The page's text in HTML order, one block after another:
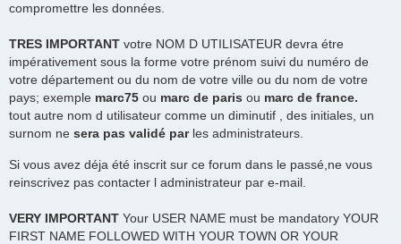
compromettre les données.
TRES IMPORTANT votre NOM D UTILISATEUR devra étre
impérativement sous la forme votre prénom suivi du numéro de
votre département ou du nom de votre ville ou du nom de votre
pays; exemple marc75 ou marc de paris ou marc de france.
tout autre nom d utilisateur comme un diminutif , des initiales, un
surnom ne sera pas validé parles administrateurs.
Si vous avez déja été inscrit sur ce forum dans le passé,ne vous
reinscrivez pas contacter l administrateur par e-mail.
VERY IMPORTANT Your USER NAME must be mandatory YOUR
FIRST NAME FOLLOWED WITH YOUR TOWN OR YOUR